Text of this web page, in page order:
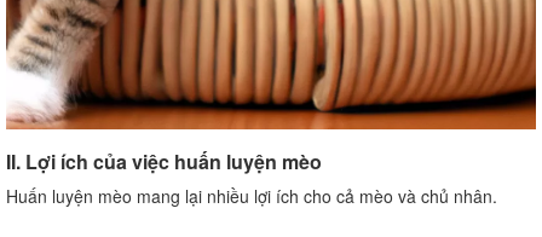
II. Lợi ích của việc huấn luyện mèo
Huấn luyện mèo mang lại nhiều lợi ích cho cả mèo và chủ nhân.